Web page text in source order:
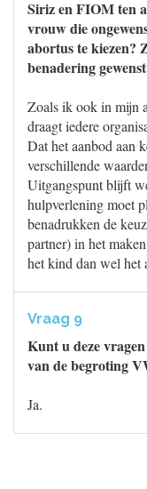
Siriz en FIOM ten
vrouw die
abortus te kiezen?
benadering
Zoals ik ook in mijn
draagt iedere
Dat het aanbod aan
verschillende
Uitgangspunt blijft
hulpverlening moet
benadrukken de
partner) in het
het kind dan wel het
Vraag 9
Kunt u deze
van de begroting
Ja.